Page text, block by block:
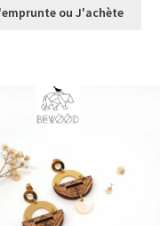
prix :
ou J'achète